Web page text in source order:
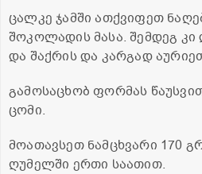
ცალკე ჯამში ათქვიფეთ
შოკოლადის მასა. შემდეგ კი
და შაქრის და კარგად
გამოსაცხობ ფორმას
ცომი.
მოათავსეთ ნამცხვარი 170
ღუმელში ერთი საათით.